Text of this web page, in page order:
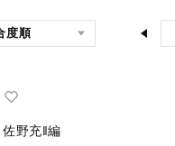
佐野充‖編